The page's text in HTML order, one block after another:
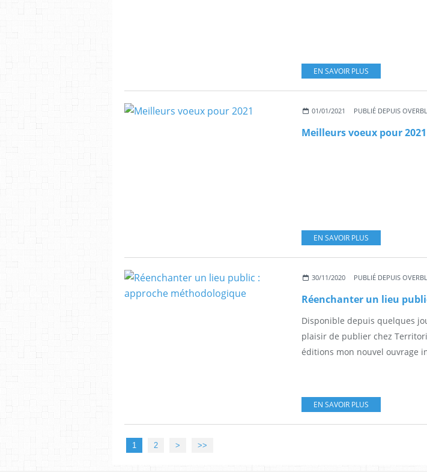
EN SAVOIR PLUS
01/01/2021 PUBLIÉ DEPUIS
Meilleurs voeux pour 2021
EN SAVOIR PLUS
30/11/2020 PUBLIÉ DEPUIS
Disponible depuis quelques
plaisir de publier chez
éditions mon nouvel ouvrage
EN SAVOIR PLUS
1 2 > >>